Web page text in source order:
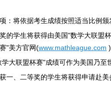
：将依据考生成绩按照适当比例颁
的学生将获得由美国"数学大联盟
"美方官网(www.mathleague.com
学大联盟杯赛"成绩可作为美国乃至
一、二等奖的学生将获得申请赴